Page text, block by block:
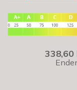
338,60